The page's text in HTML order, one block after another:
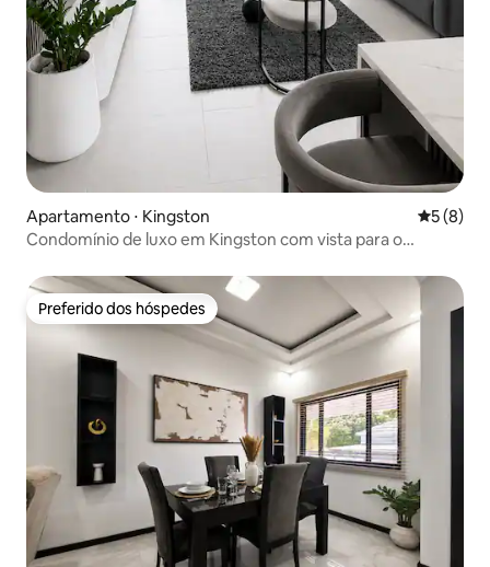
Apartamento ⋅ Kingston 5 de
5 (8)
Condomínio de luxo em Kingston com vista para o
Preferido dos hóspedes
Preferido dos hóspedes